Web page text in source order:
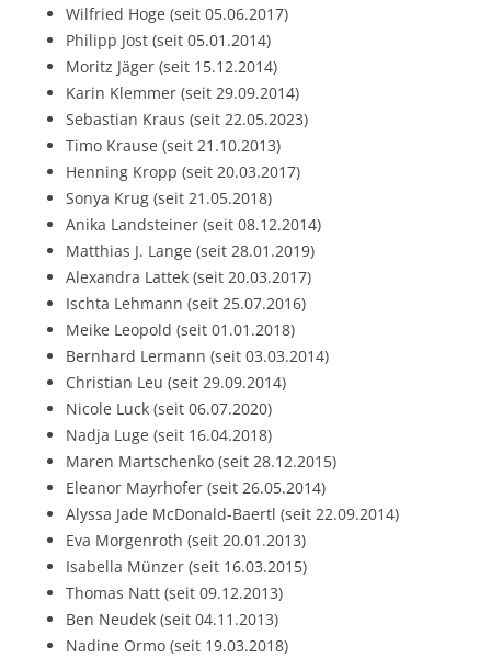
Wilfried Hoge (seit 05.06.2017)
Philipp Jost (seit 05.01.2014)
Moritz Jäger (seit 15.12.2014)
Karin Klemmer (seit 29.09.2014)
Sebastian Kraus (seit 22.05.2023)
Timo Krause (seit 21.10.2013)
Henning Kropp (seit 20.03.2017)
Sonya Krug (seit 21.05.2018)
Anika Landsteiner (seit 08.12.2014)
Matthias J. Lange (seit 28.01.2019)
Alexandra Lattek (seit 20.03.2017)
Ischta Lehmann (seit 25.07.2016)
Meike Leopold (seit 01.01.2018)
Bernhard Lermann (seit 03.03.2014)
Christian Leu (seit 29.09.2014)
Nicole Luck (seit 06.07.2020)
Nadja Luge (seit 16.04.2018)
Maren Martschenko (seit 28.12.2015)
Eleanor Mayrhofer (seit 26.05.2014)
Alyssa Jade McDonald-Baertl (seit 22.09.2014)
Eva Morgenroth (seit 20.01.2013)
Isabella Münzer (seit 16.03.2015)
Thomas Natt (seit 09.12.2013)
Ben Neudek (seit 04.11.2013)
Nadine Ormo (seit 19.03.2018)